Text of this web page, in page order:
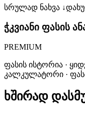
სრულად ნახვა ↓
ჭკვიანი ფასის
PREMIUM
ფასის ისტორია ·
კალკულატორი ·
ხშირად